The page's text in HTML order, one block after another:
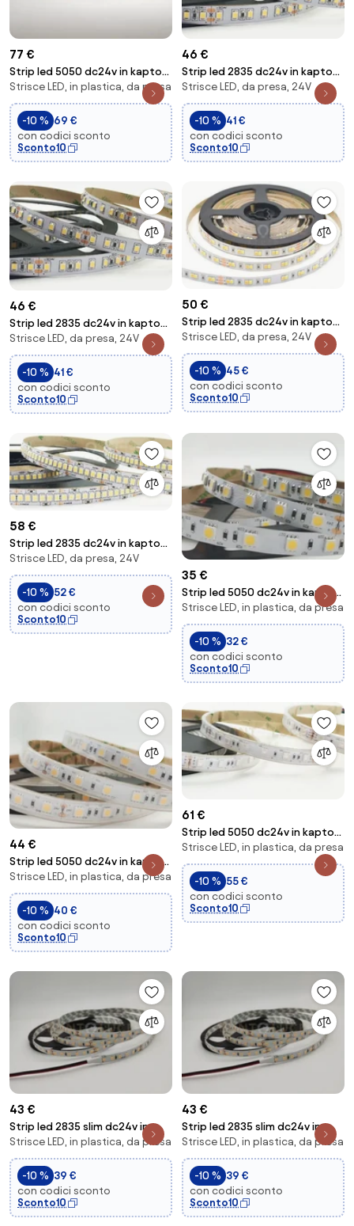
77 €
Strip led 5050 dc24v in kapton
60 led per mt 12w per mt 280lm
per m...
Strisce LED, in plastica, da presa
-10 % 69 €
con codici sconto
Sconto10
46 €
Strip led 2835 dc24v in kapton
120 led per mt 22w per mt
2280lm per...
Strisce LED, da presa, 24V
-10 % 41 €
con codici sconto
Sconto10
46 €
Strip led 2835 dc24v in kapton
120 led per mt 22w per mt
2258lm per...
Strisce LED, da presa, 24V
-10 % 41 €
con codici sconto
Sconto10
50 €
Strip led 2835 dc24v in kapton
120 led per mt 26w per mt
2652lm per...
Strisce LED, da presa, 24V
-10 % 45 €
con codici sconto
Sconto10
58 €
Strip led 2835 dc24v in kapton
240 led per mt 26w per mt
2526lm per...
Strisce LED, da presa, 24V
-10 % 52 €
con codici sconto
Sconto10
35 €
Strip led 5050 dc24v in kapton
60 led per mt 14w per mt
1390lm per ...
Strisce LED, in plastica, da presa
-10 % 32 €
con codici sconto
Sconto10
44 €
Strip led 5050 dc24v in kapton
e silicone 60 led per mt 14,4w
per m...
Strisce LED, in plastica, da presa
-10 % 40 €
con codici sconto
Sconto10
61 €
Strip led 5050 dc24v in kapton
e silicone 60 led per mt 14,4w
per m...
Strisce LED, in plastica, da presa
-10 % 55 €
con codici sconto
Sconto10
43 €
Strip led 2835 slim dc24v in
kapton 120 led per mt 16w per
mt 1896l...
Strisce LED, in plastica, da presa
-10 % 39 €
con codici sconto
Sconto10
43 €
Strip led 2835 slim dc24v in
kapton 120 led per mt 16w per
mt 1766l...
Strisce LED, in plastica, da presa
-10 % 39 €
con codici sconto
Sconto10